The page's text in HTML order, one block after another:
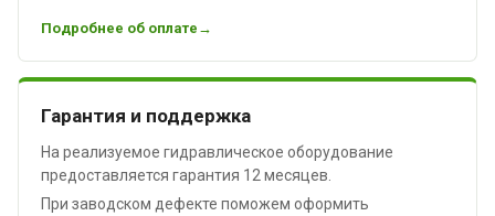
Подробнее об оплате
Гарантия и поддержка
На реализуемое гидравлическое оборудование
предоставляется гарантия 12 месяцев.
При заводском дефекте поможем оформить